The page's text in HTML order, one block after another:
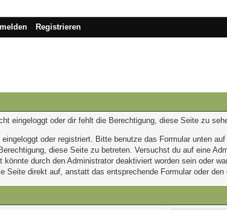
Registrieren
eingeloggt oder dir fehlt die Berechtigung, diese Seite zu
eingeloggt oder registriert. Bitte benutze das Formular unten
diese Seite zu betreten. Versuchst du auf eine
könnte durch den Administrator deaktiviert worden sein oder
Seite direkt auf, anstatt das entsprechende Formular oder